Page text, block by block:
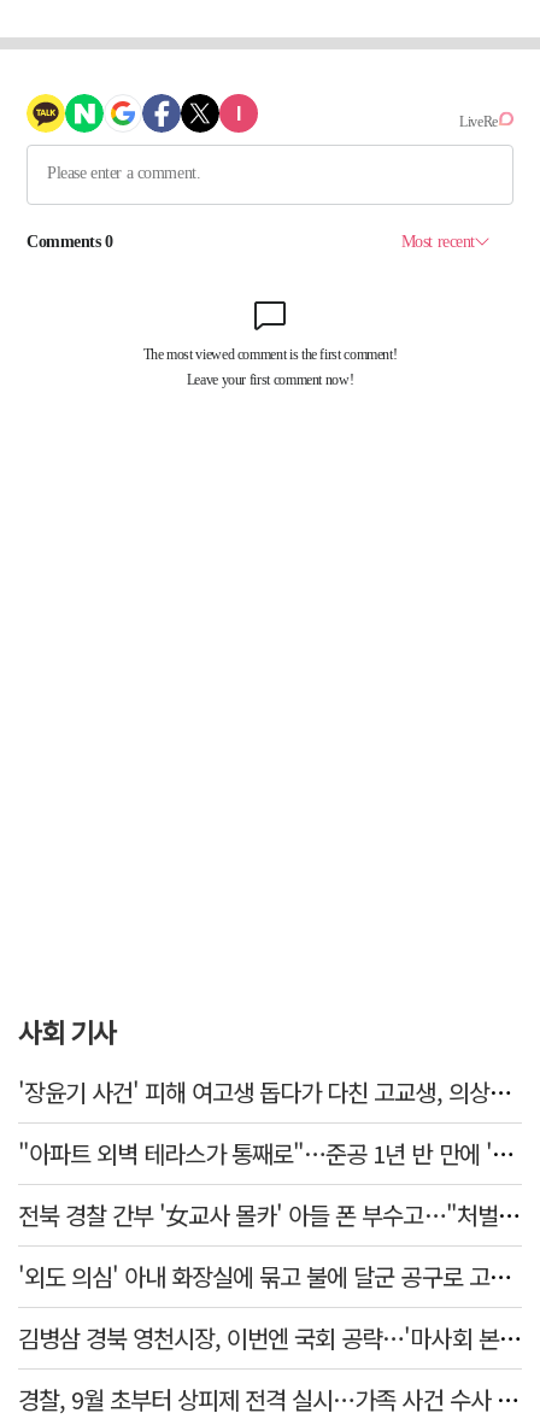
사회 기사
'장윤기 사건' 피해 여고생 돕다가 다친 고교생, 의상자 인정
"아파트 외벽 테라스가 통째로"…준공 1년 반 만에 '아찔 사고'
전북 경찰 간부 '女교사 몰카' 아들 폰 부수고…"처벌 못하는 사안" 내부망에 글
'외도 의심' 아내 화장실에 묶고 불에 달군 공구로 고문…남편 검거
김병삼 경북 영천시장, 이번엔 국회 공략…'마사회 본사 이전·광역교통망 확충' 요청
경찰, 9월 초부터 상피제 전격 실시…가족 사건 수사 못해